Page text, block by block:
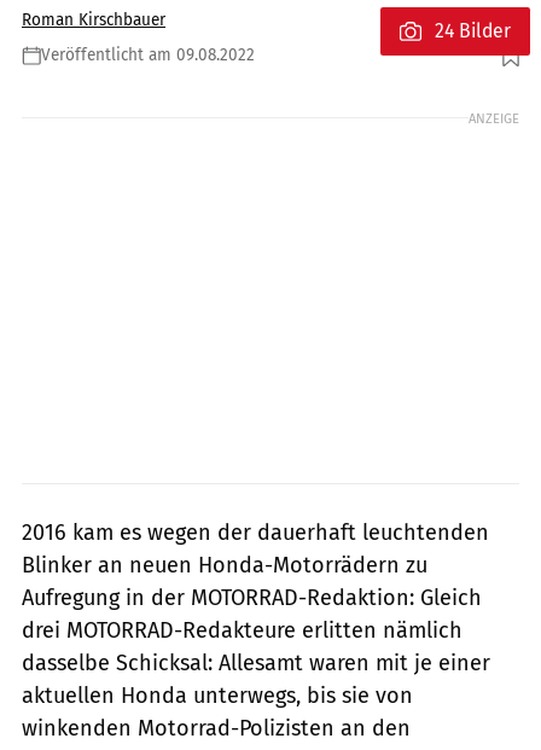
Roman Kirschbauer
Veröffentlicht am 09.08.2022
Foto: Honda
24 Bilder
ANZEIGE
2016 kam es wegen der dauerhaft leuchtenden
Blinker an neuen Honda-Motorrädern zu
Aufregung in der MOTORRAD-Redaktion: Gleich
drei MOTORRAD-Redakteure erlitten nämlich
dasselbe Schicksal: Allesamt waren mit je einer
aktuellen Honda unterwegs, bis sie von
winkenden Motorrad-Polizisten an den